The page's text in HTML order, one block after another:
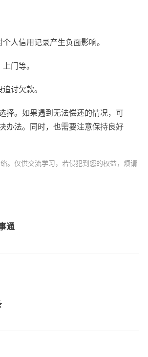
人信用记录产生负面影响。
门等。
讨欠款。
择。如果遇到无法偿还的情况，可
办法。同时，也需要注意保持良好
。仅供交流学习，若侵犯到您的权益，烦请
通